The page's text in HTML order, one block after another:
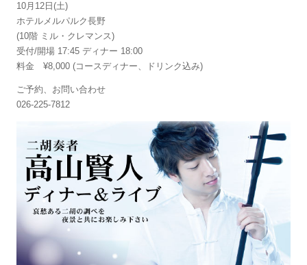
10月12日(土)
ホテルメルパルク長野
(10階 ミル・クレマンス)
受付/開場 17:45 ディナー 18:00
料金 ¥8,000 (コースディナー、ドリンク込み)
ご予約、お問い合わせ
026-225-7812